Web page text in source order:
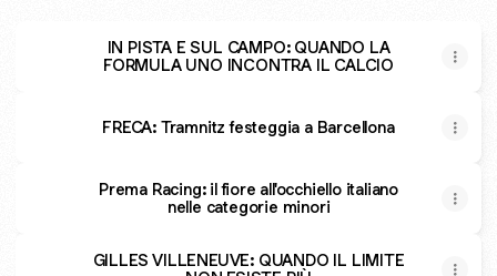
IN PISTA E SUL CAMPO: QUANDO LA
FORMULA UNO INCONTRA IL CALCIO
FRECA: Tramnitz festeggia a Barcellona
Prema Racing: il fiore all'occhiello italiano
nelle categorie minori
GILLES VILLENEUVE: QUANDO IL LIMITE